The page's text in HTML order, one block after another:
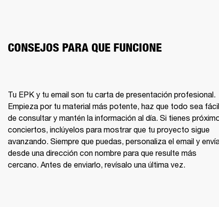
CONSEJOS PARA QUE FUNCIONE
Tu EPK y tu email son tu carta de presentación profesional.
Empieza por tu material más potente, haz que todo sea fácil
de consultar y mantén la información al día. Si tienes
conciertos, inclúyelos para mostrar que tu proyecto sigue
avanzando. Siempre que puedas, personaliza el email y
desde una dirección con nombre para que resulte más
cercano. Antes de enviarlo, revísalo una última vez.